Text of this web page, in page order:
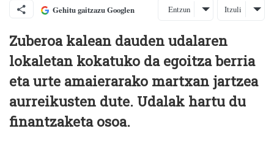
Gehitu gaitzazu Googlen Entzun Itzuli
Zuberoa kalean dauden udalaren
lokaletan kokatuko da egoitza berria
eta urte amaierarako martxan jartzea
aurreikusten dute. Udalak hartu du
finantzaketa osoa.